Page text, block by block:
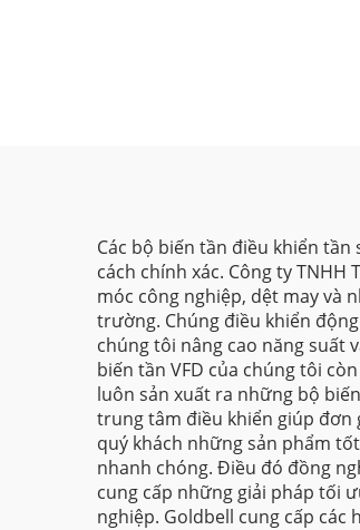
Các bộ biến tần điều khiển
cách chính xác. Công ty
móc công nghiệp, dệt may và
trường. Chúng điều khiển
chúng tôi nâng cao năng suất
biến tần VFD của chúng tôi
luôn sản xuất ra những bộ
trung tâm điều khiển giúp đơn
quý khách những sản phẩm
nhanh chóng. Điều đó đồng
cung cấp những giải pháp tối
nghiệp. Goldbell cung cấp